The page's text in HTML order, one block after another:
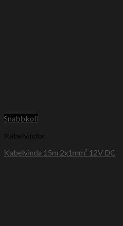
Snabbkoll
Kabelvindor
Kabelvinda 15m 2x1mm² 12V DC